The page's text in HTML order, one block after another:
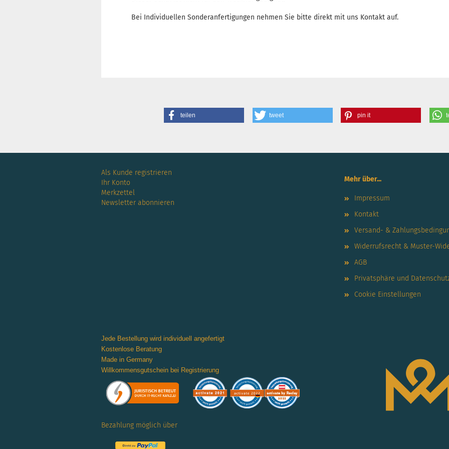
Bei Individuellen Sonderanfertigungen nehmen Sie bitte direkt mit uns Kontakt auf.
teilen tweet pin it
Als Kunde registrieren
Ihr Konto
Merkzettel
Newsletter abonnieren
Mehr über...
Impressum
Kontakt
Versand- &
Widerrufsrecht & Muster-
AGB
Privatsphäre und
Cookie Einstellungen
Jede Bestellung wird individuell angefertigt
Kostenlose Beratung
Made in Germany
Willkommensgutschein bei Registrierung
Bezahlung möglich über